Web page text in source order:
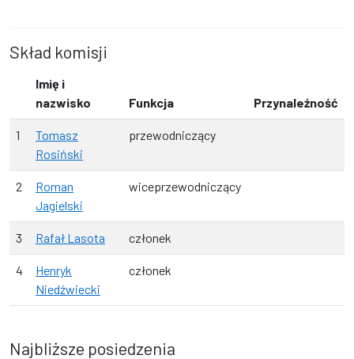
Skład komisji
Imię i
nazwisko
Funkcja Przynaleźność
1
Tomasz
Rosiński
przewodniczący
2
Roman
Jagielski
wiceprzewodniczący
3 Rafał Lasota członek
4
Henryk
Niedźwiecki
członek
Najbliższe posiedzenia